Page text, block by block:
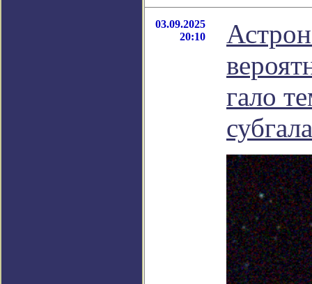
03.09.2025
20:10
гало